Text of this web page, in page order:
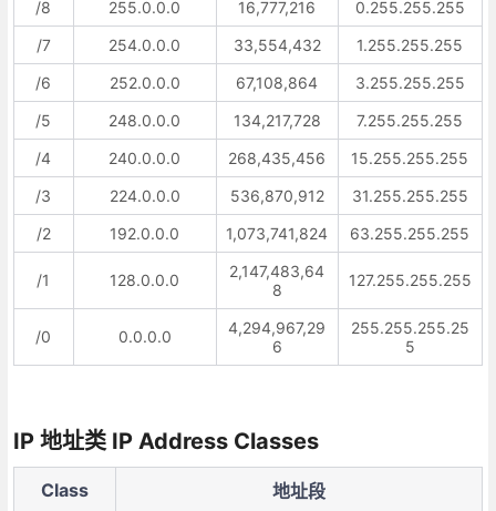
/8 255.0.0.0 16,777,216
0.255.255.255
/7
254.0.0.0 33,554,432
1.255.255.255
/6
252.0.0.0 67,108,864
3.255.255.255
/5
248.0.0.0 134,217,728
7.255.255.255
/4
240.0.0.0 268,435,456
15.255.255.255
/3
224.0.0.0 536,870,912
31.255.255.255
/2
192.0.0.0 1,073,741,824 63.255.255.255
/1 128.0.0.0
2,147,483,64
8
127.255.255.255
/0 0.0.0.0
4,294,967,29
6
255.255.255.25
5
IP 地址类 IP Address Classes
Class 地址段